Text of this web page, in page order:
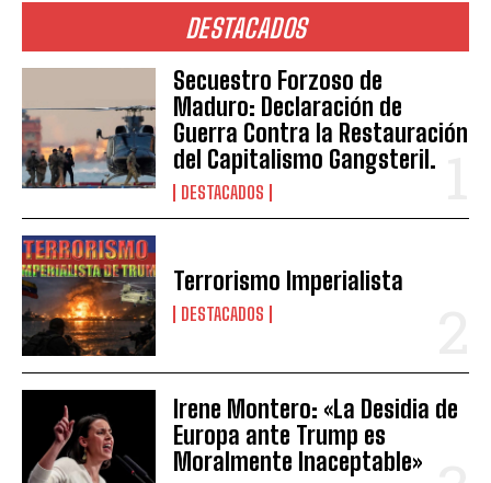
DESTACADOS
Secuestro Forzoso de
Maduro: Declaración de
Guerra Contra la Restauración
del Capitalismo Gangsteril.
DESTACADOS
Terrorismo Imperialista
DESTACADOS
Irene Montero: «La Desidia de
Europa ante Trump es
Moralmente Inaceptable»